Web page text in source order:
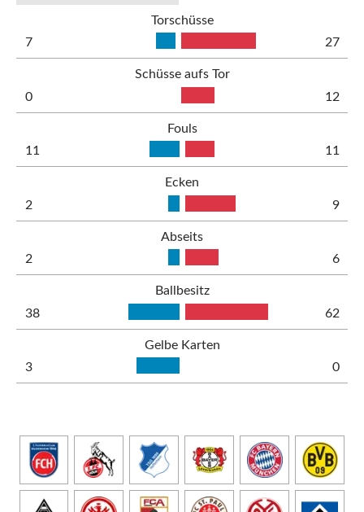
Torschüsse
7
27
Schüsse aufs Tor
0
12
Fouls
11
11
Ecken
2
9
Abseits
2
6
Ballbesitz
38
62
Gelbe Karten
3
0